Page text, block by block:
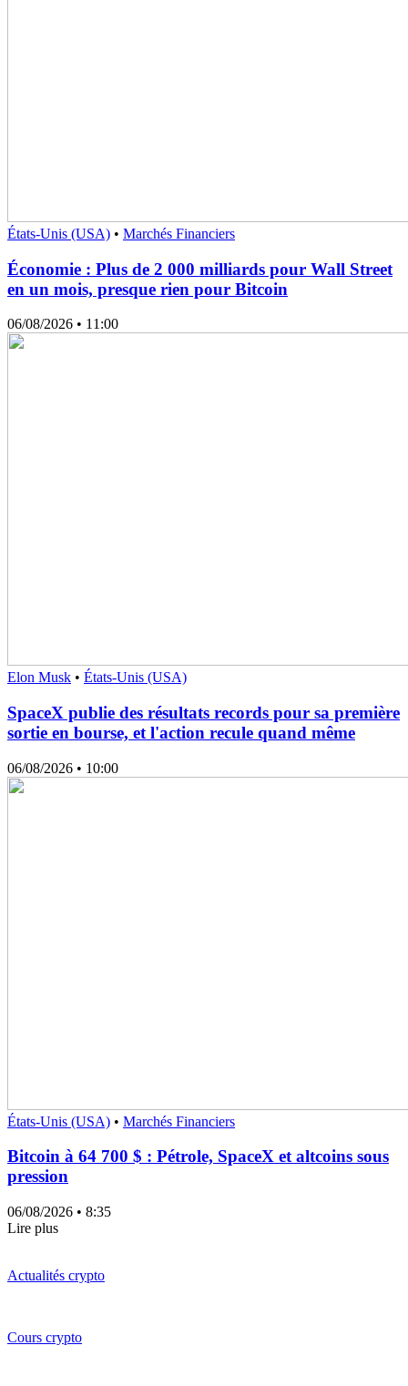
États-Unis (USA) • Marchés Financiers
Économie : Plus de 2 000 milliards pour Wall Street
en un mois, presque rien pour Bitcoin
06/08/2026 • 11:00
Elon Musk • États-Unis (USA)
SpaceX publie des résultats records pour sa première
sortie en bourse, et l'action recule quand même
06/08/2026 • 10:00
États-Unis (USA) • Marchés Financiers
Bitcoin à 64 700 $ : Pétrole, SpaceX et altcoins sous
pression
06/08/2026 • 8:35
Lire plus
Actualités crypto
Cours crypto